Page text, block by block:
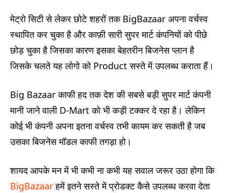
मेट्रो सिटी से लेकर छोटे शहरों तक BigBazaar अपना वर्चस्व
स्थापित कर चुका है और काफ़ी सारी सुपर मार्ट कंपनियों को पीछे
छोड़ चुका है जिसका कारण इसका बेहतरीन बिजनेस प्लान है
जिसके चलते यह लोगो को Product सस्ते में उपलब्ध कराता हैं।
Big Bazaar काफी हद तक देश की सबसे बड़ी सुपर मार्ट कंपनी
मानी जाने वाली D-Mart को भी कड़ी टक्कर दे रहा है। लेकिन
कोई भी कंपनी अपना इतना वर्चस्व तभी कायम कर सकती है जब
उसका बिजनेस मॉडल काफी तगड़ा हो।
शायद आपके मन में भी कभी ना कभी यह सवाल जरूर उठा होगा कि
BigBazaarहमें इतने सस्ते में प्रोडक्ट कैसे उपलब्ध करवा देता